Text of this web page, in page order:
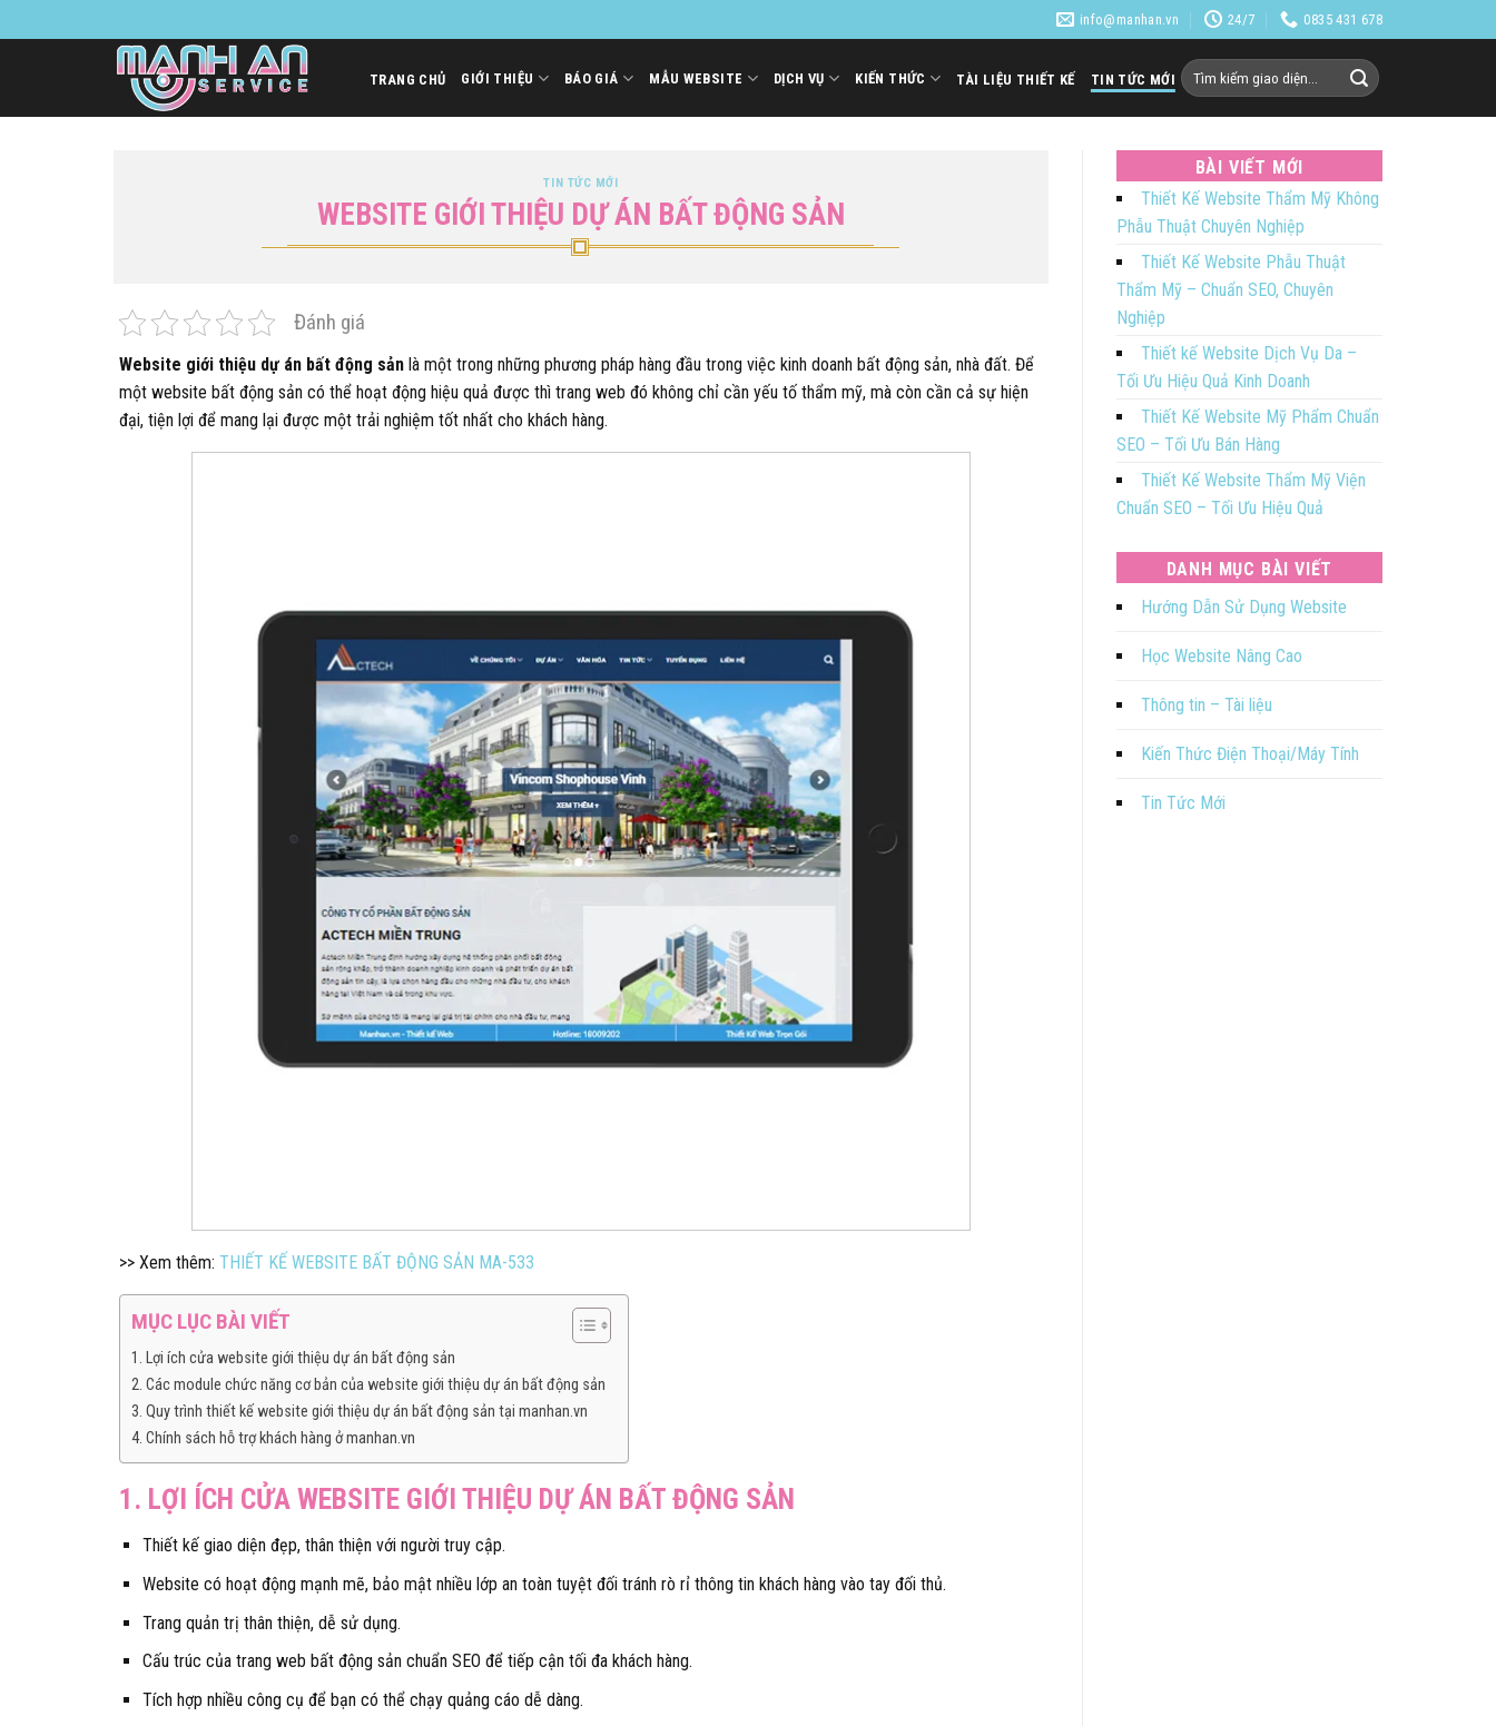
qua
info@manhan.vn 24/7 0835 431 678
TRANG CHỦ GIỚI THIỆU BÁO GIÁ MẪU WEBSITE DỊCH VỤ KIẾN THỨC TÀI LIỆU THIẾT KẾ TIN TỨC MỚI Tìm
TIN TỨC MỚI
WEBSITE GIỚI THIỆU DỰ ÁN BẤT ĐỘNG SẢN
Đánh giá
Website giới thiệu dự án bất động sản là một trong những phương pháp hàng đầu trong việc kinh doanh bất động sản, nhà đất. Để
một website bất động sản có thể hoạt động hiệu quả được thì trang web đó không chỉ cần yếu tố thẩm mỹ, mà còn cần cả sự hiện
đại, tiện lợi để mang lại được một trải nghiệm tốt nhất cho khách hàng.
>> Xem thêm: THIẾT KẾ WEBSITE BẤT ĐỘNG SẢN MA-533
MỤC LỤC BÀI VIẾT
1. Lợi ích cửa website giới thiệu dự án bất động sản
2. Các module chức năng cơ bản của website giới thiệu dự án bất động sản
3. Quy trình thiết kế website giới thiệu dự án bất động sản tại manhan.vn
4. Chính sách hỗ trợ khách hàng ở manhan.vn
1. LỢI ÍCH CỬA WEBSITE GIỚI THIỆU DỰ ÁN BẤT ĐỘNG SẢN
Thiết kế giao diện đẹp, thân thiện với người truy cập.
Website có hoạt động mạnh mẽ, bảo mật nhiều lớp an toàn tuyệt đối tránh rò rỉ thông tin khách hàng vào tay đối thủ.
Trang quản trị thân thiện, dễ sử dụng.
Cấu trúc của trang web bất động sản chuẩn SEO để tiếp cận tối đa khách hàng.
Tích hợp nhiều công cụ để bạn có thể chạy quảng cáo dễ dàng.
BÀI VIẾT MỚI
Thiết Kế Website Thẩm Mỹ Không
Phẫu Thuật Chuyên Nghiệp
Thiết Kế Website Phẫu Thuật
Thẩm Mỹ – Chuẩn SEO, Chuyên
Nghiệp
Thiết kế Website Dịch Vụ Da –
Tối Ưu Hiệu Quả Kinh Doanh
Thiết Kế Website Mỹ Phẩm Chuẩn
SEO – Tối Ưu Bán Hàng
Thiết Kế Website Thẩm Mỹ Viện
Chuẩn SEO – Tối Ưu Hiệu Quả
DANH MỤC BÀI VIẾT
Hướng Dẫn Sử Dụng Website
Học Website Nâng Cao
Thông tin – Tài liệu
Kiến Thức Điện Thoại/Máy Tính
Tin Tức Mới